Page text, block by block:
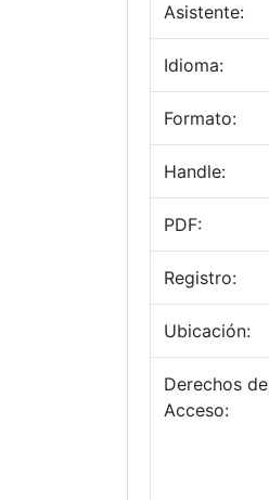
Asistente:
Idioma:
Formato:
Handle:
PDF:
Registro:
Ubicación:
Derechos de
Acceso: